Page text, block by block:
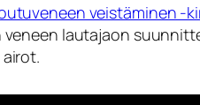
veistäminen -
veneen lautajaon